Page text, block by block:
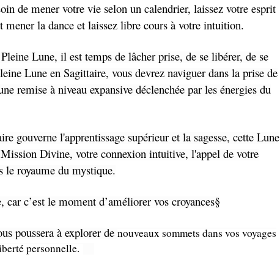
de mener votre vie selon un calendrier, laissez votre esprit
mener la dance et laissez libre cours à votre intuition.
Lune, il est temps de lâcher prise, de se libérer, de se
Lune en Sagittaire, vous devrez naviguer dans la prise de
remise à niveau expansive déclenchée par les énergies du
gouverne l'apprentissage supérieur et la sagesse, cette Lune
Divine, votre connexion intuitive, l'appel de votre
le royaume du mystique.
c’est le moment d’améliorer vos croyances§
poussera à explorer de nouveaux sommets dans vos voyages
personnelle.